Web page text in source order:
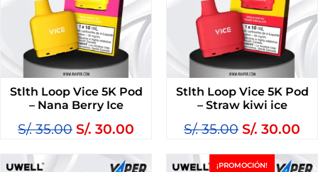
Stlth Loop Vice 5K Pod
– Nana Berry Ice
S/.35.00 S/. 30.00
Stlth Loop Vice 5K Pod
– Straw kiwi ice
S/.35.00 S/. 30.00
¡PROMOCIÓN!